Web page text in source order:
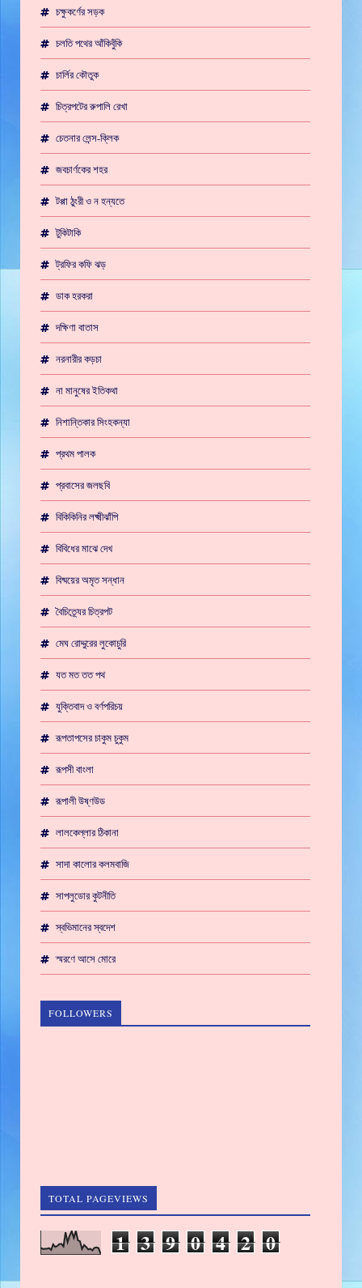
চক্ষুকর্ণের সড়ক
চলতি পথের আঁকিবুঁকি
চার্লির কৌতুক
চিত্রপটের রুপালি রেখা
চেতনার লেন্স-ক্লিক
জবচার্ণকের শহর
টপ্পা ঠুংরী ও ন হন্যতে
টুকিটাকি
ট্রফির কফি ঝড়
ডাক হরকরা
দক্ষিণা বাতাস
নরনারীর কড়চা
না মানুষের ইতিকথা
নিশান্তিকার সিংহকন্যা
প্রথম পালক
প্রবাসের জলছবি
বিকিকিনির লক্ষ্মীঝাঁপি
বিবিধের মাঝে দেখ
বিষ্ময়ের অমৃত সন্ধান
বৈচিত্র্যের চিত্রপট
মেঘ রোদ্দুরের লুকোচুরি
যত মত তত পথ
যুক্তিবাদ ও বর্ণপরিচয়
রূপতাপসের চাকুম চুকুম
রূপসী বাংলা
রূপালী উষ্ণউড
লালকেল্লার ঠিকানা
সাদা কালোর কলমবাজি
সাপলুডোর কুটনীতি
স্বভিমানের স্বদেশ
স্মরণে আসে মোরে
FOLLOWERS
TOTAL PAGEVIEWS
1 3 9 0 4 2 0